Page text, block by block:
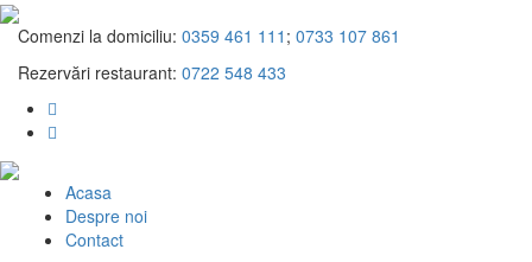
Skip
Comenzi la domiciliu: 0359 461 111 ; 0733 107 861
Rezervări restaurant: 0722 548 433
Acasa
Despre noi
Contact